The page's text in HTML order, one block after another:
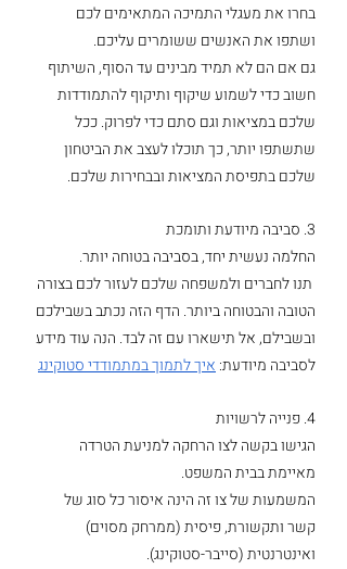
בחרו את מעגלי התמיכה המתאימים לכם
ושתפו את האנשים ששומרים עליכם.
גם אם הם לא תמיד מבינים עד הסוף, השיתוף
חשוב כדי לשמוע שיקוף ותיקוף להתמודדות
שלכם במציאות וגם סתם כדי לפרוק. ככל
שתשתפו יותר, כך תוכלו לעצב את הביטחון
שלכם בתפיסת המציאות ובבחירות שלכם.
3. סביבה מיודעת ותומכת
החלמה נעשית יחד, בסביבה בטוחה יותר.
תנו לחברים ולמשפחה שלכם לעזור לכם בצורה
הטובה והבטוחה ביותר. הדף הזה נכתב בשבילכם
ובשבילם, אל תישארו עם זה לבד. הנה עוד מידע
לסביבה מיודעת: איך לתמוך במתמודדי סטוקינג
4. פנייה לרשויות
הגישו בקשה לצו הרחקה למניעת הטרדה
מאיימת בבית המשפט.
המשמעות של צו זה הינה איסור כל סוג של
קשר ותקשורת, פיסית (ממרחק מסוים)
ואינטרנטית (סייבר-סטוקינג).